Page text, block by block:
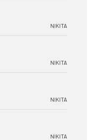
NIKITA
NIKITA
NIKITA
NIKITA